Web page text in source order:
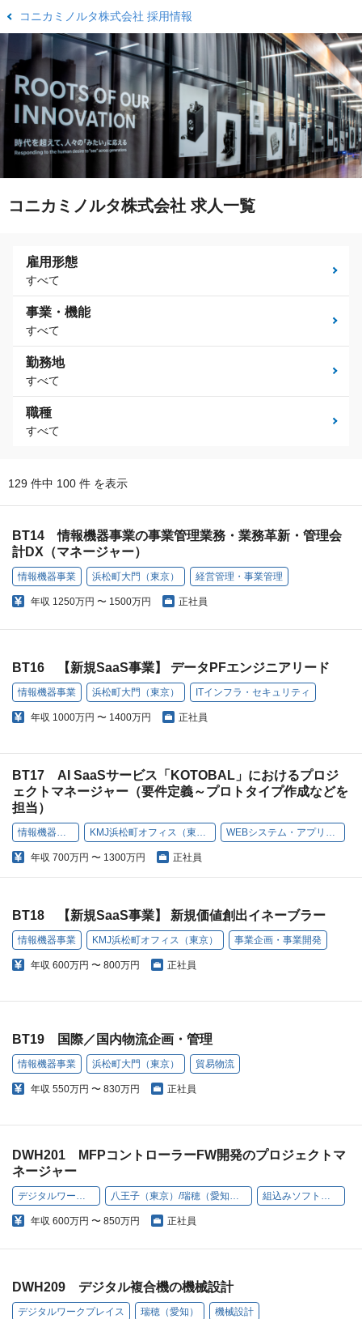
コニカミノルタ株式会社 採用情報
コニカミノルタ株式会社 求人一覧
雇用形態
すべて
事業・機能
すべて
勤務地
すべて
職種
すべて
129 件中 100 件 を表示
BT14 情報機器事業の事業管理業務・業務革新・管理会
計DX（マネージャー）
情報機器事業 浜松町大門（東京） 経営管理・事業管理
年収 1250万円 〜 1500万円 正社員
BT16 【新規SaaS事業】 データPFエンジニアリード
情報機器事業 浜松町大門（東京） ITインフラ・セキュリティ
年収 1000万円 〜 1400万円 正社員
BT17 AI SaaSサービス「KOTOBAL」におけるプロジ
ェクトマネージャー（要件定義～プロトタイプ作成などを
担当）
情報機器事業 KMJ浜松町オフィス（東京） WEBシステム・アプリ開発
年収 700万円 〜 1300万円 正社員
BT18 【新規SaaS事業】 新規価値創出イネーブラー
情報機器事業 KMJ浜松町オフィス（東京） 事業企画・事業開発
年収 600万円 〜 800万円 正社員
BT19 国際／国内物流企画・管理
情報機器事業 浜松町大門（東京） 貿易物流
年収 550万円 〜 830万円 正社員
DWH201 MFPコントローラーFW開発のプロジェクトマ
ネージャー
デジタルワークプレイス 八王子（東京）/瑞穂（愛知）/高槻（大阪） 組込みソフトウェア開発
年収 600万円 〜 850万円 正社員
DWH209 デジタル複合機の機械設計
デジタルワークプレイス 瑞穂（愛知） 機械設計